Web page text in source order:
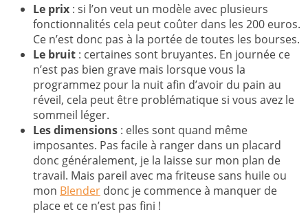
Le prix : si l’on veut un modèle avec plusieurs
fonctionnalités cela peut coûter dans les 200 euros.
Ce n’est donc pas à la portée de toutes les bourses.
Le bruit : certaines sont bruyantes. En journée ce
n’est pas bien grave mais lorsque vous la
programmez pour la nuit afin d’avoir du pain au
réveil, cela peut être problématique si vous avez le
sommeil léger.
Les dimensions : elles sont quand même
imposantes. Pas facile à ranger dans un placard
donc généralement, je la laisse sur mon plan de
travail. Mais pareil avec ma friteuse sans huile ou
mon Blender donc je commence à manquer de
place et ce n’est pas fini !